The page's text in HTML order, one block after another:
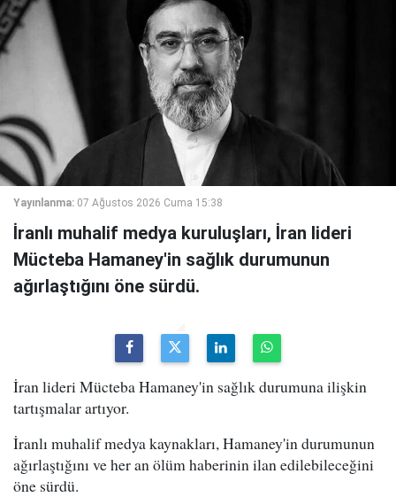
Yayınlanma: 07 Ağustos 2026 Cuma 15:38
İranlı muhalif medya kuruluşları, İran lideri
Mücteba Hamaney'in sağlık durumunun
ağırlaştığını öne sürdü.
İran lideri Mücteba Hamaney'in sağlık durumuna ilişkin
tartışmalar artıyor.
İranlı muhalif medya kaynakları, Hamaney'in durumunun
ağırlaştığını ve her an ölüm haberinin ilan edilebileceğini
öne sürdü.